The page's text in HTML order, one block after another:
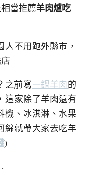
當推薦羊肉爐吃
不用跑外縣市，
之前寫一鍋羊肉 的
，這家除了羊肉還有
機、冰淇淋、水果
綿就帶大家去吃羊
)